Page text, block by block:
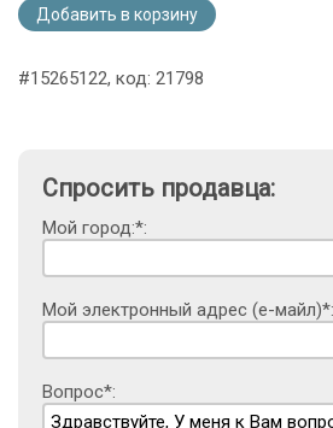
Добавить в корзину
#15265122, код: 21798
Спросить продавца:
Мой город:*:
Мой электронный адрес (е-майл)*:
Вопрос*: